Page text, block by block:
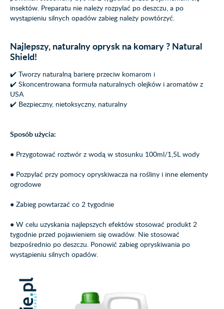
insektów. Preparatu nie należy rozpylać po deszczu, a po
wystąpieniu silnych opadów zabieg należy powtórzyć.
Najlepszy, naturalny oprysk na komary ? Natural
Shield!
✔️ Tworzy naturalną barierę przeciw komarom i
✔️ Skoncentrowana formuła naturalnych olejków i aromatów z
USA
✔️ Bezpieczny, nietoksyczny, naturalny
Sposób użycia:
● Przygotować roztwór z wodą w stosunku 100ml/1,5L wody
● Pozpylać przy pomocy opryskiwacza na rośliny i inne elementy
ogrodowe
● Zabieg powtarzać co 2 tygodnie
● W celu uzyskania najlepszych efektów stosować produkt 2
tygodnie przed pojawieniem się owadów. Nie stosować
bezpośrednio po deszczu. Ponowić zabieg opryskiwania po
wystąpieniu silnych opadów.